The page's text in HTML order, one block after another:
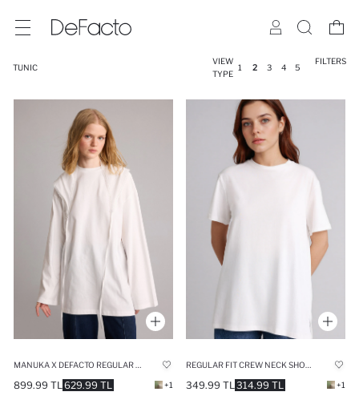
TUNIC
VIEW
TYPE
1 2 3 4 5
FILTERS
629.99 TL
899.99 TL +1 314.99 TL
349.99 TL +1